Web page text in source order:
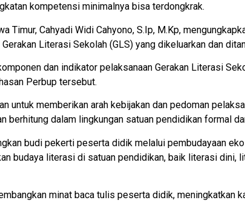
kompetensi minimalnya bisa terdongkrak.
Cahyadi Widi Cahyono, S.Ip, M.Kp,
Literasi Sekolah (GLS) yang dikeluarkan dan
dan indikator pelaksanaan Gerakan Literasi
Perbup tersebut.
untuk memberikan arah kebijakan dan pedoman
berhitung dalam lingkungan satuan pendidikan formal
budi pekerti peserta didik melalui pembudayaan
budaya literasi di satuan pendidikan, baik literasi dini,
minat baca tulis peserta didik, meningkatkan